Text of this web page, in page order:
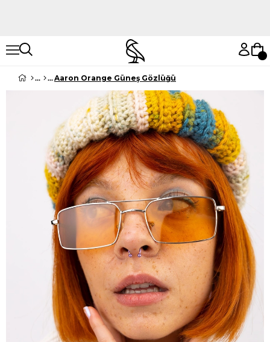
Aaron Orange Güneş Gözlüğü